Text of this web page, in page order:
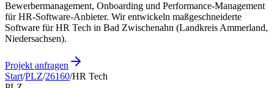
Bewerbermanagement, Onboarding und Performance-Management
für HR-Software-Anbieter. Wir entwickeln maßgeschneiderte
Software für HR Tech in Bad Zwischenahn (Landkreis Ammerland,
Niedersachsen).
Projekt anfragen
Start/PLZ/26160/HR Tech